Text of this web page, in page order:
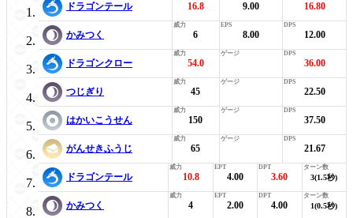
ドラゴンテール 16.8 9.00 16.80
かみつく 6 8.00 12.00
ドラゴンクロー 54.0 36.00
つじぎり 45 22.50
はかいこうせん 150 37.50
がんせきふうじ 65 21.67
ドラゴンテール 10.8 4.00 3.60 3(1.5秒)
かみつく 4 2.00 4.00 1(0.5秒)